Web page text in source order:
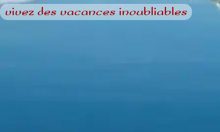
vivez des vacances inoubliables